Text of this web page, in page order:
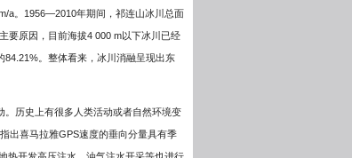
a。1956—2010年期间，祁连山冰川总面
要原因，目前海拔4 000 m以下冰川已经
。整体看来，冰川消融呈现出东
历史上有很多人类活动或者自然环境变
出喜马拉雅GPS速度的垂向分量具有季